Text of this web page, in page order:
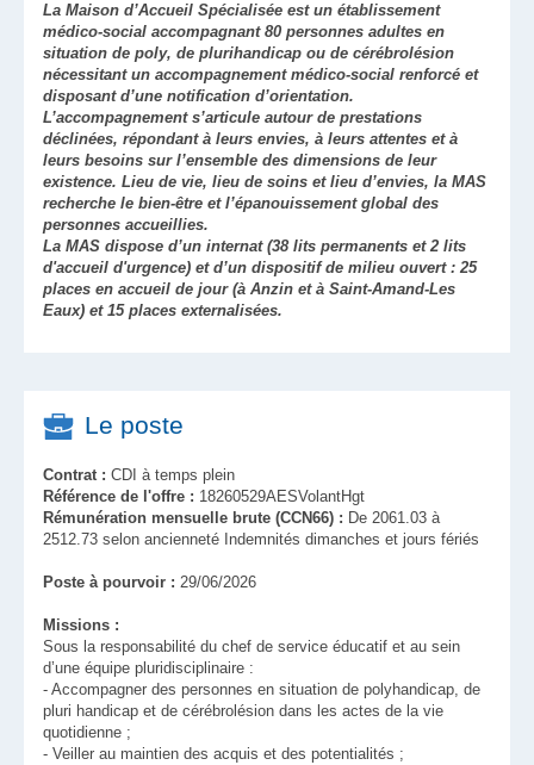
La Maison d’Accueil Spécialisée est un établissement
médico-social accompagnant 80 personnes adultes en
situation de poly, de plurihandicap ou de cérébrolésion
nécessitant un accompagnement médico-social renforcé et
disposant d’une notification d’orientation.
L’accompagnement s’articule autour de prestations
déclinées, répondant à leurs envies, à leurs attentes et à
leurs besoins sur l’ensemble des dimensions de leur
existence. Lieu de vie, lieu de soins et lieu d’envies, la MAS
recherche le bien-être et l’épanouissement global des
personnes accueillies.
La MAS dispose d’un internat (38 lits permanents et 2 lits
d'accueil d'urgence) et d’un dispositif de milieu ouvert : 25
places en accueil de jour (à Anzin et à Saint-Amand-Les
Eaux) et 15 places externalisées.
Le poste
Contrat : CDI à temps plein
Référence de l'offre : 18260529AESVolantHgt
Rémunération mensuelle brute (CCN66) : De 2061.03 à
2512.73 selon ancienneté Indemnités dimanches et jours fériés
Poste à pourvoir : 29/06/2026
Missions :
Sous la responsabilité du chef de service éducatif et au sein
d’une équipe pluridisciplinaire :
- Accompagner des personnes en situation de polyhandicap, de
pluri handicap et de cérébrolésion dans les actes de la vie
quotidienne ;
- Veiller au maintien des acquis et des potentialités ;